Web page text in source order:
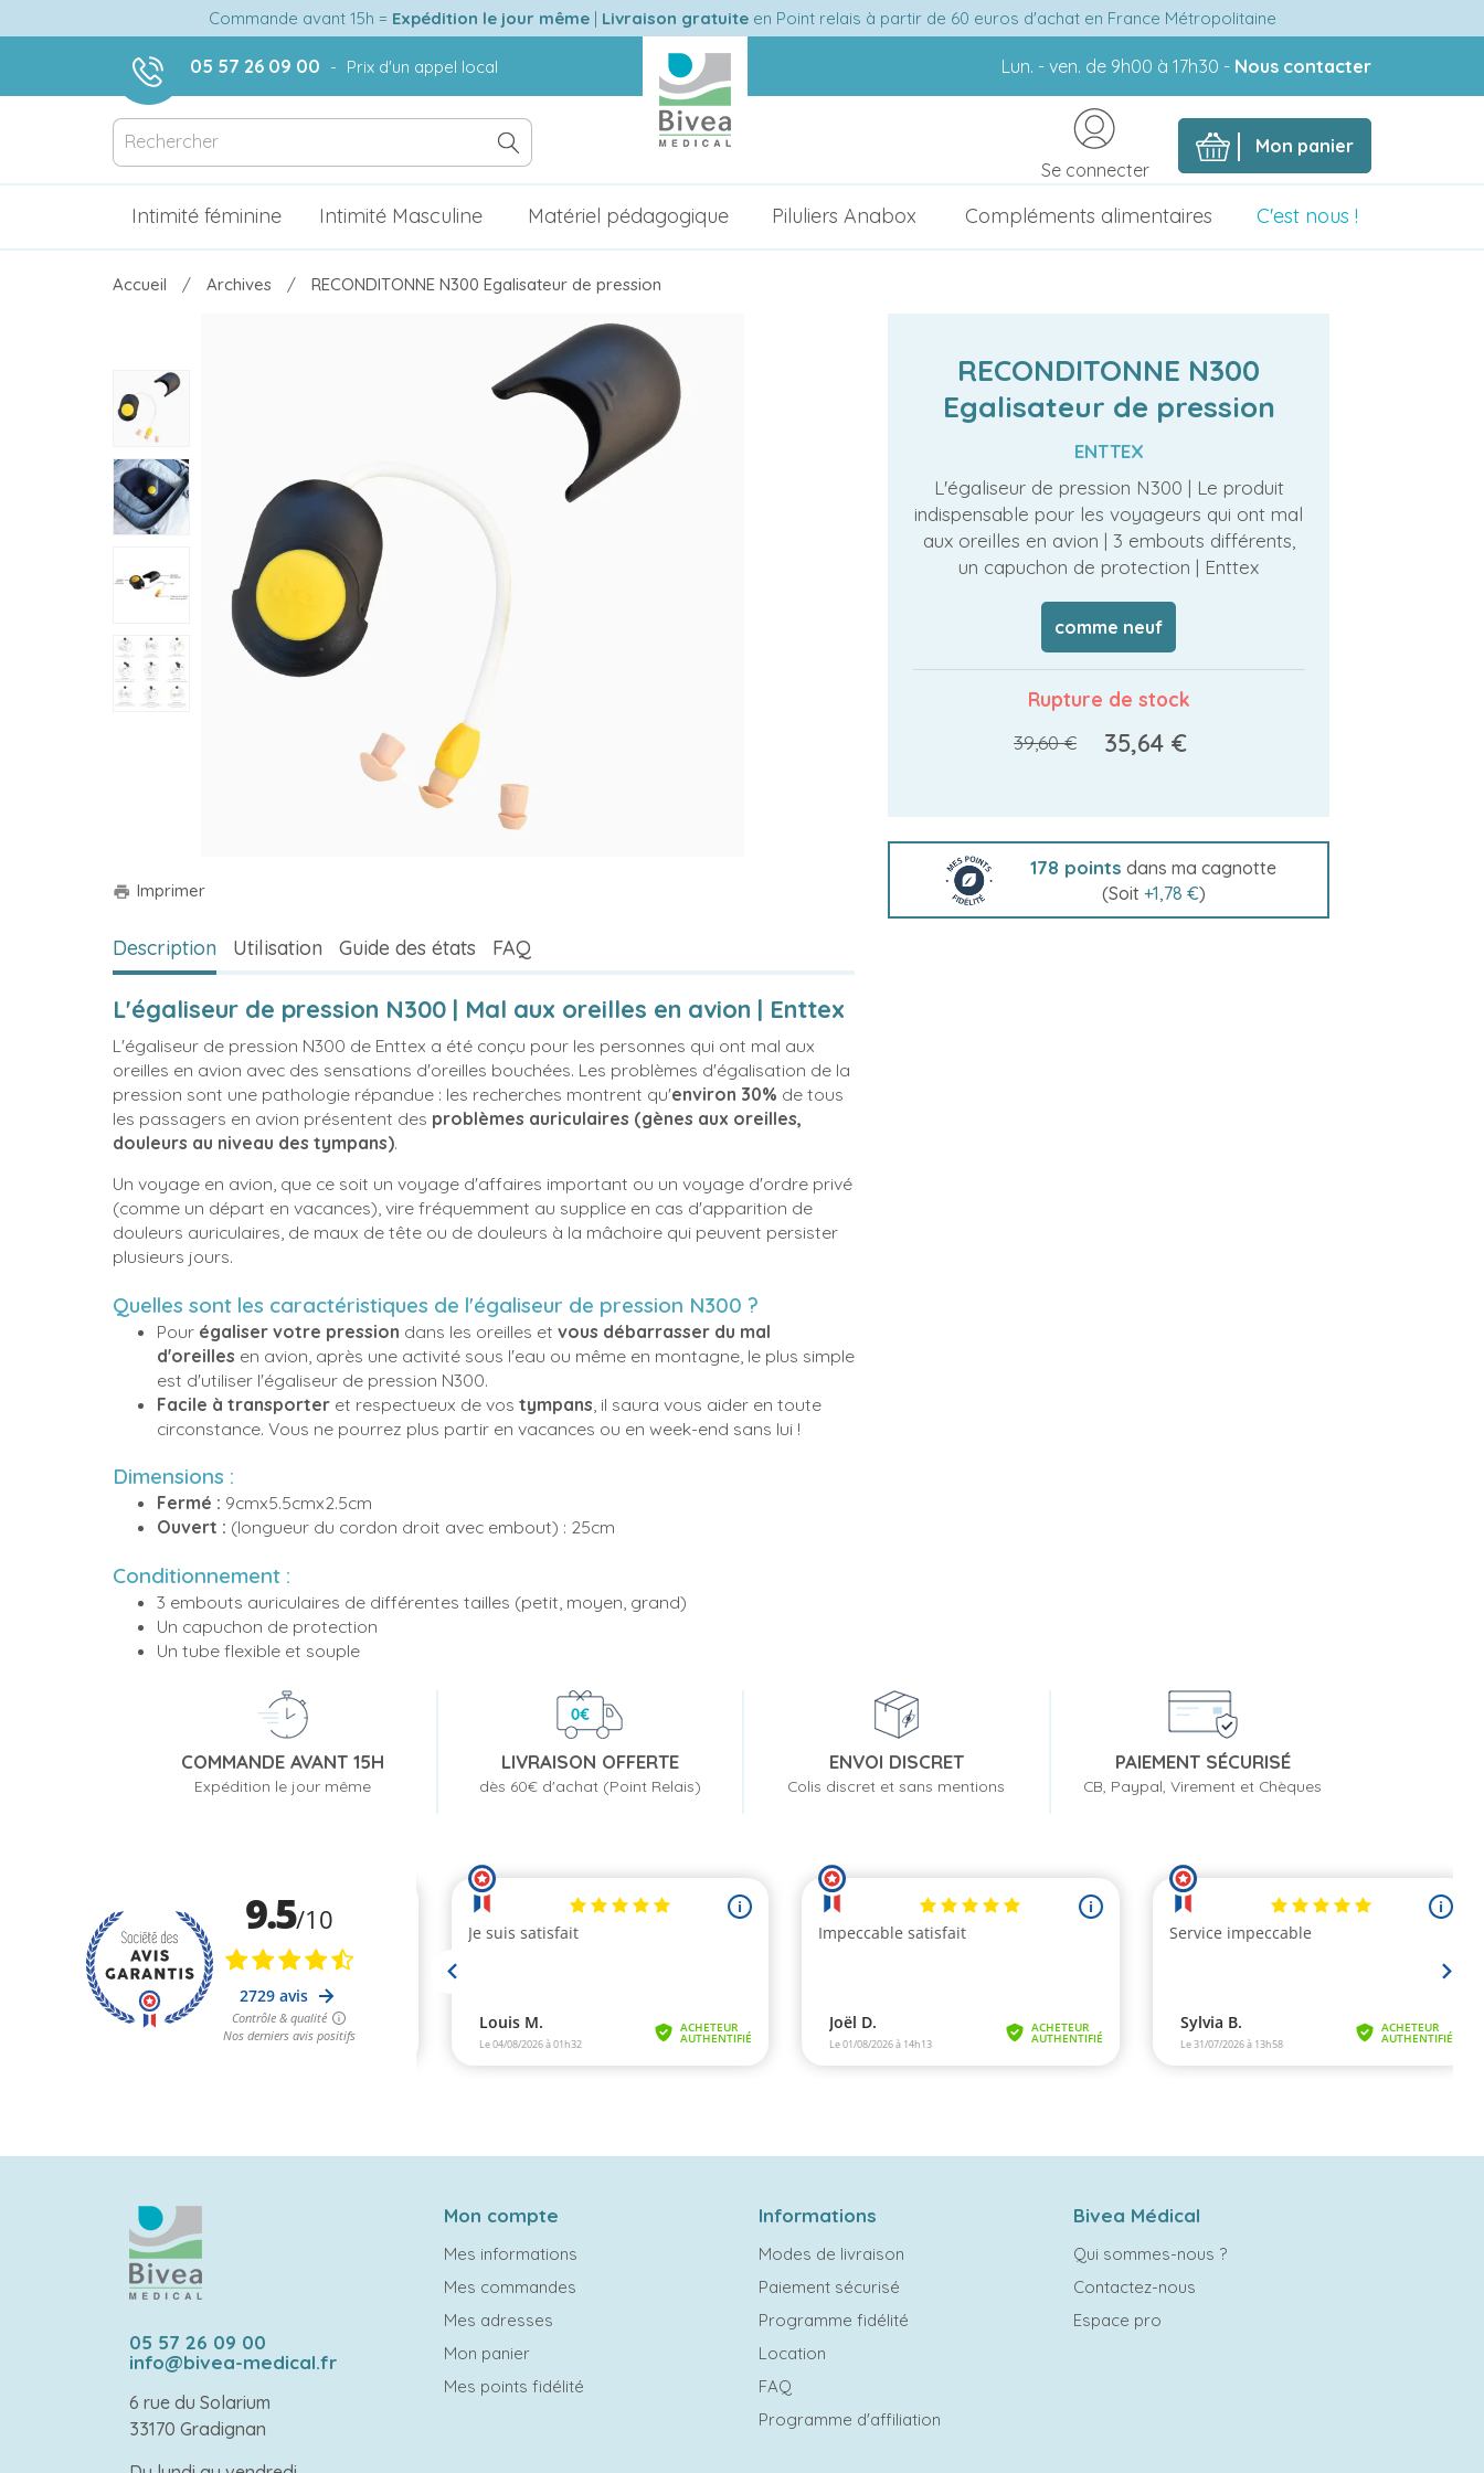
Commande avant 15h = Expédition le jour même| Livraison gratuiteen Point relais à partir de 60 euros d'achat en France Métropolitaine
05 57 26 09 00 - Prix d'un appel local Lun. - ven. de 9h00 à 17h30 - Nous contacter
Mon panier
Se connecter
Intimité féminine Intimité Masculine Matériel pédagogique Piluliers Anabox Compléments alimentaires C'est nous !
Accueil Archives RECONDITONNE N300 Egalisateur de pression
print Imprimer
RECONDITONNE N300
Egalisateur de pression
ENTTEX
L'égaliseur de pression N300 | Le produit
indispensable pour les voyageurs qui ont mal
aux oreilles en avion | 3 embouts différents,
un capuchon de protection | Enttex
comme neuf
Rupture de stock
39,60 €
35,64 €
178 points dans ma cagnotte
(Soit +1,78 €)
Description Utilisation Guide des états FAQ
L'égaliseur de pression N300 | Mal aux oreilles en avion | Enttex
L'égaliseur de pression N300 de Enttex a été conçu pour les personnes qui ont mal aux
oreilles en avion avec des sensations d'oreilles bouchées. Les problèmes d'égalisation de la
pression sont une pathologie répandue : les recherches montrent qu'environ 30% de tous
les passagers en avion présentent des problèmes auriculaires (gènes aux oreilles,
douleurs au niveau des tympans).
Un voyage en avion, que ce soit un voyage d'affaires important ou un voyage d'ordre privé
(comme un départ en vacances), vire fréquemment au supplice en cas d'apparition de
douleurs auriculaires, de maux de tête ou de douleurs à la mâchoire qui peuvent persister
plusieurs jours.
Quelles sont les caractéristiques de l'égaliseur de pression N300 ?
Pour égaliser votre pression dans les oreilles et vous débarrasser du mal
d'oreilles en avion, après une activité sous l'eau ou même en montagne, le plus simple
est d'utiliser l'égaliseur de pression N300.
Facile à transporter et respectueux de vos tympans , il saura vous aider en toute
circonstance. Vous ne pourrez plus partir en vacances ou en week-end sans lui !
Dimensions :
Fermé : 9cmx5.5cmx2.5cm
Ouvert : (longueur du cordon droit avec embout) : 25cm
Conditionnement :
3 embouts auriculaires de différentes tailles (petit, moyen, grand)
Un capuchon de protection
Un tube flexible et souple
COMMANDE AVANT 15H
Expédition le jour même
LIVRAISON OFFERTE
dès 60€ d'achat (Point Relais)
ENVOI DISCRET
Colis discret et sans mentions
PAIEMENT SÉCURISÉ
CB, Paypal, Virement et Chèques
05 57 26 09 00
info@bivea-medical.fr
6 rue du Solarium
33170 Gradignan
Mon compte
Mes informations
Mes commandes
Mes adresses
Mon panier
Mes points fidélité
Informations
Modes de livraison
Paiement sécurisé
Programme fidélité
Location
FAQ
Programme d'affiliation
Bivea Médical
Qui sommes-nous ?
Contactez-nous
Espace pro